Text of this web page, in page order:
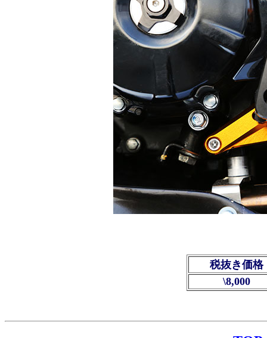
税抜き価格
\8,000